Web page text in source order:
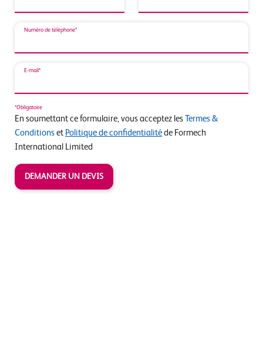
Numéro de téléphone*
E-mail*
*Obligatoire
En soumettant ce formulaire, vous acceptez les Termes &
Conditions et Politique de confidentialité de Formech
International Limited
DEMANDER UN DEVIS